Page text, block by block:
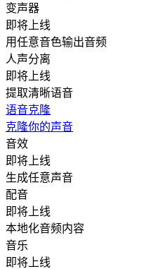
变声器
即将上线
用任意音色输出音频
人声分离
即将上线
提取清晰语音
语音克隆
克隆你的声音
音效
即将上线
生成任意声音
配音
即将上线
本地化音频内容
音乐
即将上线